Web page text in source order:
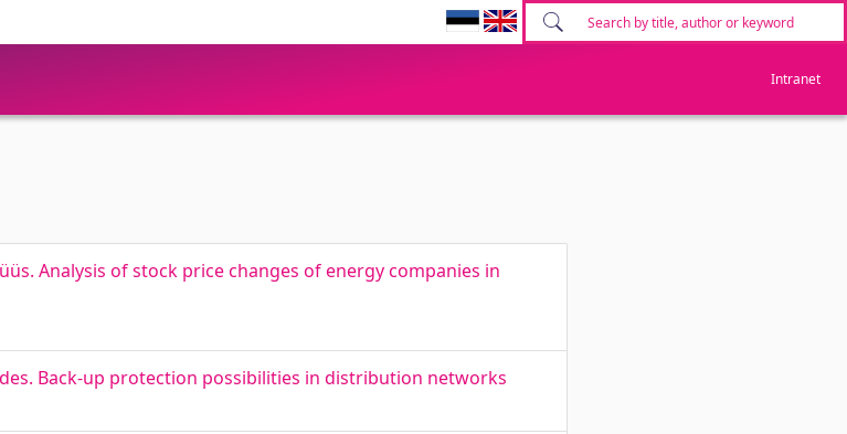
Intranet
Analysis of stock price changes of energy companies in
Back-up protection possibilities in distribution networks